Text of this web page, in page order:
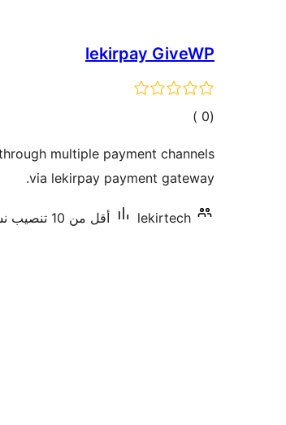
lekirpay GiveWP
(0
إجمالي)
multiple payment channels
via lekirpay payment gateway.
lekirtech أقل من 10 تنصيب نشط